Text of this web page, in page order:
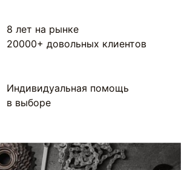
8 лет на рынке
20000+ довольных клиентов
Индивидуальная помощь
в выборе